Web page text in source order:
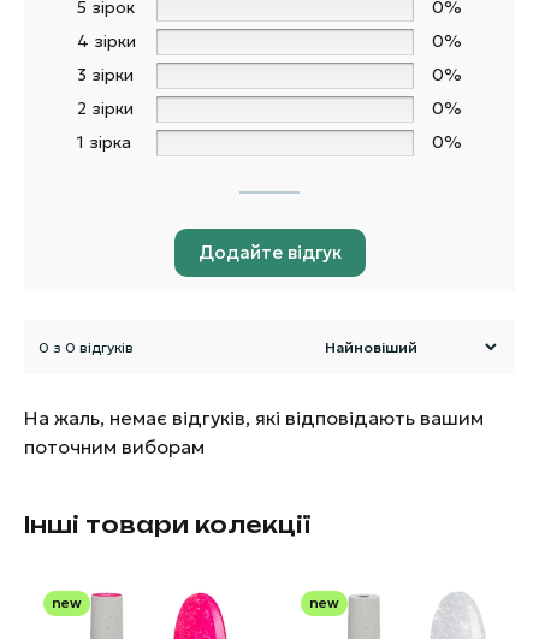
5 зірок
0%
4 зірки
0%
3 зірки
0%
2 зірки
0%
1 зірка
0%
Додайте відгук
0 з 0 відгуків
На жаль, немає відгуків, які відповідають вашим
поточним виборам
Інші товари колекції
new new